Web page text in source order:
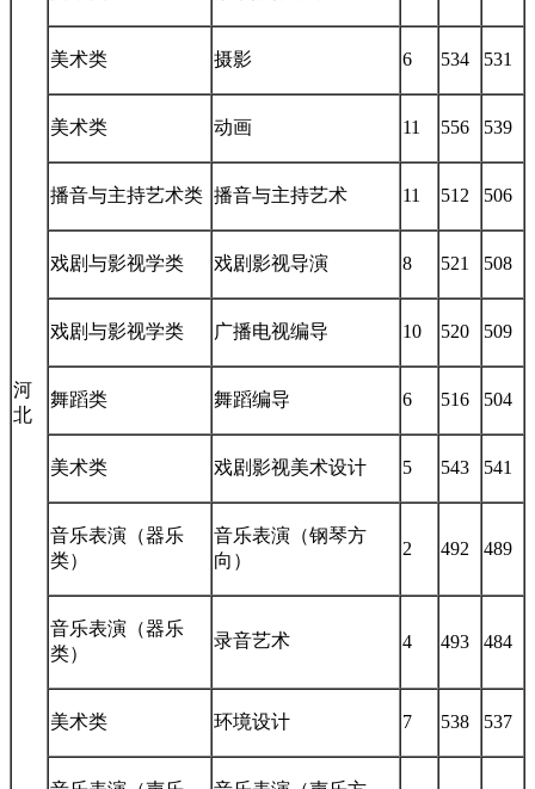
河
北
美术类 摄影 6 534 531
美术类 动画 11 556 539
播音与主持艺术类 播音与主持艺术 11 512 506
戏剧与影视学类 戏剧影视导演 8 521 508
戏剧与影视学类 广播电视编导 10 520 509
舞蹈类 舞蹈编导 6 516 504
美术类 戏剧影视美术设计 5 543 541
音乐表演（器乐
类）
音乐表演（钢琴方
向）
2 492 489
音乐表演（器乐
类）
录音艺术 4 493 484
美术类 环境设计 7 538 537